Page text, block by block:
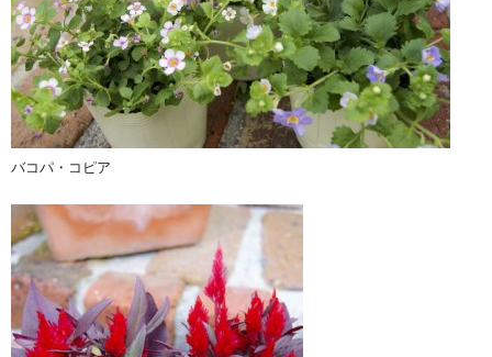
バコパ・コピア